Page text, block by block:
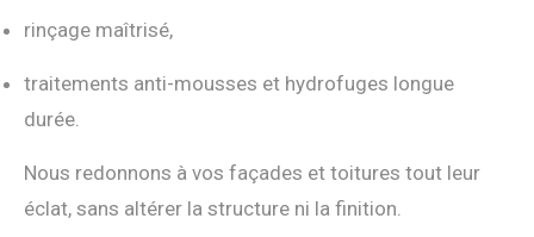
rinçage maîtrisé,
traitements anti-mousses et hydrofuges longue
durée.
Nous redonnons à vos façades et toitures tout leur
éclat, sans altérer la structure ni la finition.